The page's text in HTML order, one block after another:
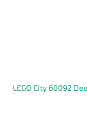
LEGO City 60092